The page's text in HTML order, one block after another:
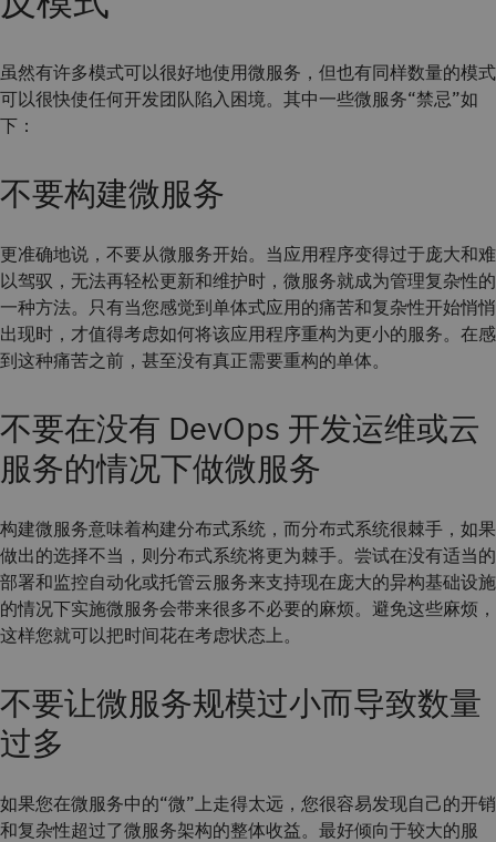
虽然有许多模式可以很好地使用微服务，但也有同样数量的模式
可以很快使任何开发团队陷入困境。其中一些微服务“禁忌”如
下：
不要构建微服务
更准确地说，不要从微服务开始。当应用程序变得过于庞大和难
以驾驭，无法再轻松更新和维护时，微服务就成为管理复杂性的
一种方法。只有当您感觉到单体式应用的痛苦和复杂性开始悄悄
出现时，才值得考虑如何将该应用程序重构为更小的服务。在感
到这种痛苦之前，甚至没有真正需要重构的单体。
不要在没有 DevOps 开发运维或云
服务的情况下做微服务
构建微服务意味着构建分布式系统，而分布式系统很棘手，如果
做出的选择不当，则分布式系统将更为棘手。尝试在没有适当的
部署和监控自动化或托管云服务来支持现在庞大的异构基础设施
的情况下实施微服务会带来很多不必要的麻烦。避免这些麻烦，
这样您就可以把时间花在考虑状态上。
不要让微服务规模过小而导致数量
过多
如果您在微服务中的“微”上走得太远，您很容易发现自己的开销
和复杂性超过了微服务架构的整体收益。最好倾向于较大的服